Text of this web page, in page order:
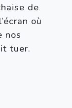
de
où
nos
tuer.